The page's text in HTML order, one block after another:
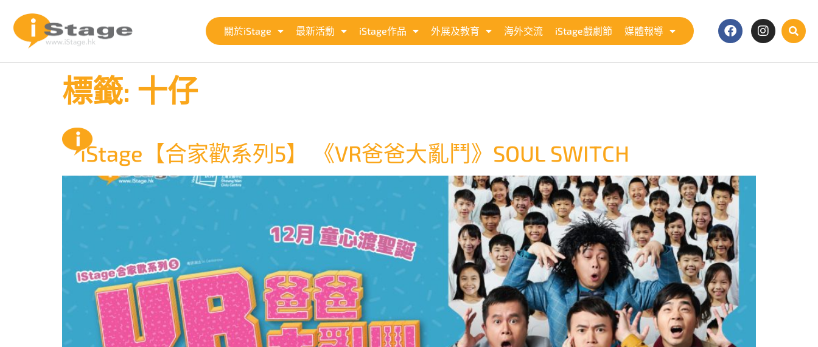
關於iStage 最新活動 iStage作品 外展及教育 海外交流 iStage戲劇節 媒體報導
標籤: 十仔
iStage【合家歡系列5】 《VR爸爸大亂鬥》SOUL SWITCH